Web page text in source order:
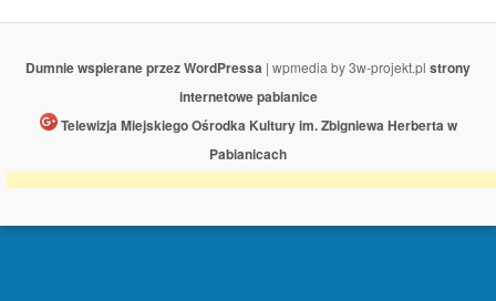
Dumnie wspierane przez WordPressa | wpmedia by 3w-projekt.pl strony
internetowe pabianice
Telewizja Miejskiego Ośrodka Kultury im. Zbigniewa Herberta w
Pabianicach